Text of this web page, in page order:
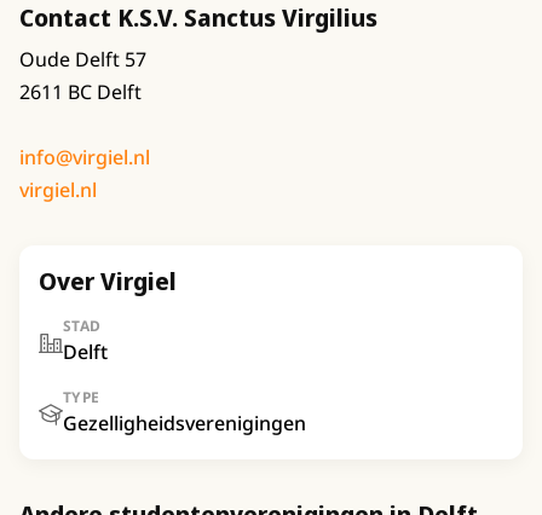
Contact K.S.V. Sanctus Virgilius
Oude Delft 57
2611 BC Delft
info@virgiel.nl
virgiel.nl
Over Virgiel
STAD
Delft
TYPE
Gezelligheidsverenigingen